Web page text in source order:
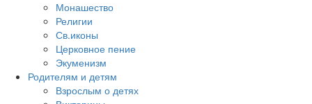
Монашество
Религии
Св.иконы
Церковное пение
Экуменизм
Родителям и детям
Взрослым о детях